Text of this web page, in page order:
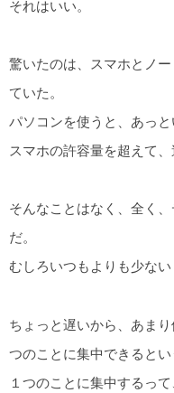
それはいい。
驚いたのは、スマホとノ
ていた。
パソコンを使うと、あっ
スマホの許容量を超えて
そんなことはなく、全く
だ。
むしろいつもよりも少ない
ちょっと遅いから、あま
つのことに集中できるとい
１つのことに集中するっ